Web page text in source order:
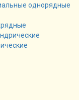
однорядные